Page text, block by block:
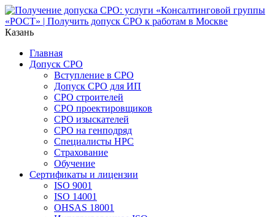
Казань
Главная
Допуск СРО
Вступление в СРО
Допуск СРО для ИП
СРО строителей
СРО проектировщиков
СРО изыскателей
СРО на генподряд
Специалисты НРС
Страхование
Обучение
Сертификаты и лицензии
ISO 9001
ISO 14001
OHSAS 18001